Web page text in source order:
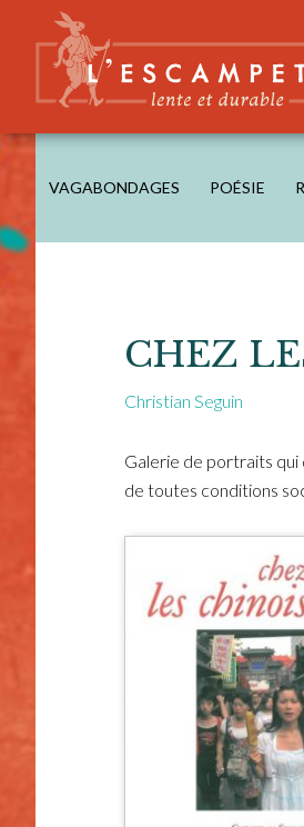
content
secondary
navigation
éditions lentes & durables
VAGABONDAGES POÉSIE
CHEZ
Christian Seguin
Galerie de portraits qui
de toutes conditions